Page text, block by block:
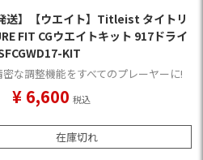
送】【ウエイト】Titleist タイトリ
FIT CGウエイトキット 917ドライ
KIT
密な調整機能をすべてのプレーヤーに!
¥ 6,600 税込
在庫切れ